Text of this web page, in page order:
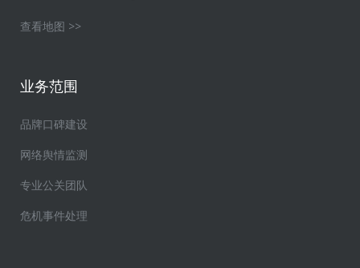
查看地图 >>
业务范围
品牌口碑建设
网络舆情监测
专业公关团队
危机事件处理